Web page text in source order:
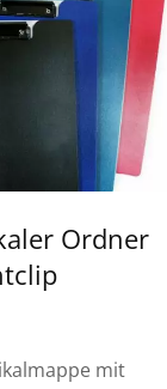
Ordner
mit